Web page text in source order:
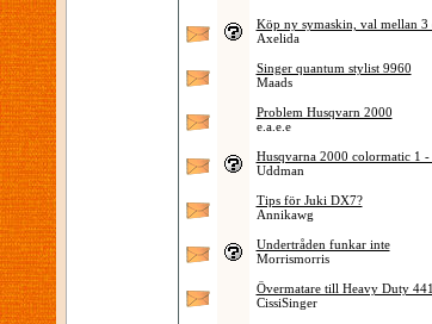
Köp ny symaskin, val mellan 3
Axelida
Singer quantum stylist 9960
Maads
Problem Husqvarn 2000
e.a.e.e
Husqvarna 2000 colormatic 1 -
Uddman
Tips för Juki DX7?
Annikawg
Undertråden funkar inte
Morrismorris
Övermatare till Heavy Duty
CissiSinger